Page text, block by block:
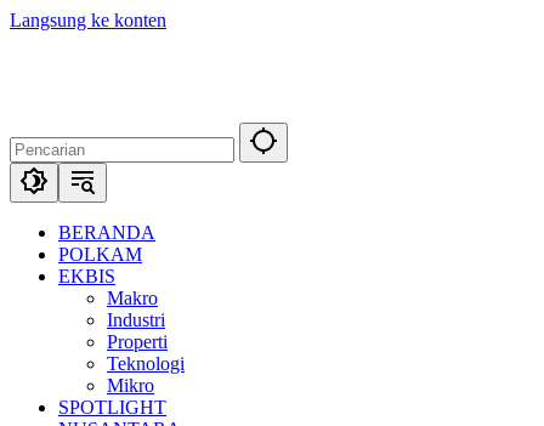
Langsung ke konten
BERANDA
POLKAM
EKBIS
Makro
Industri
Properti
Teknologi
Mikro
SPOTLIGHT